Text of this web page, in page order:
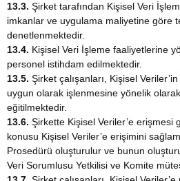
13.3. Şirket tarafından Kişisel Veri
imkanlar ve uygulama maliyetine göre
denetlenmektedir.
13.4. Kişisel Veri İşleme faaliyetlerine
personel istihdam edilmektedir.
13.5. Şirket çalışanları, Kişisel
uygun olarak işlenmesine yönelik
eğitilmektedir.
13.6. Şirkette Kişisel Veriler’e erişmesi
konusu Kişisel Veriler’e erişimini
Prosedürü oluşturulur ve bunun
Veri Sorumlusu Yetkilisi ve Komite